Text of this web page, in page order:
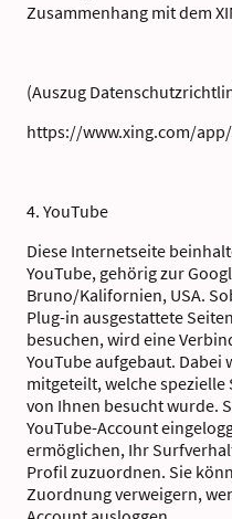
Zusammenhang mit dem
(Auszug
https://www.xing.com/
4. YouTube
Diese Internetseite
YouTube, gehörig zur
Bruno/Kalifornien, USA.
Plug-in ausgestattete
besuchen, wird eine
YouTube aufgebaut. Dabei
mitgeteilt, welche
von Ihnen besucht wurde.
YouTube-Account
ermöglichen, Ihr
Profil zuzuordnen. Sie
Zuordnung verweigern,